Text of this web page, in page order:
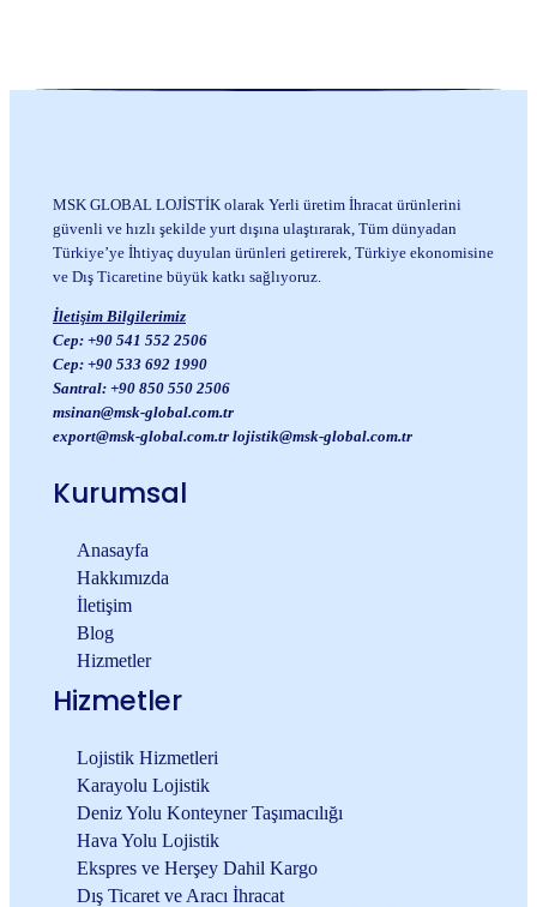
MSK GLOBAL LOJİSTİK olarak Yerli üretim İhracat ürünlerini
güvenli ve hızlı şekilde yurt dışına ulaştırarak, Tüm dünyadan
Türkiye’ye İhtiyaç duyulan ürünleri getirerek, Türkiye ekonomisine
ve Dış Ticaretine büyük katkı sağlıyoruz.
İletişim Bilgilerimiz
Cep: +90 541 552 2506
Cep: +90 533 692 1990
Santral: +90 850 550 2506
msinan@msk-global.com.tr
export@msk-global.com.tr lojistik@msk-global.com.tr
Kurumsal
Anasayfa
Hakkımızda
İletişim
Blog
Hizmetler
Hizmetler
Lojistik Hizmetleri
Karayolu Lojistik
Deniz Yolu Konteyner Taşımacılığı
Hava Yolu Lojistik
Ekspres ve Herşey Dahil Kargo
Dış Ticaret ve Aracı İhracat